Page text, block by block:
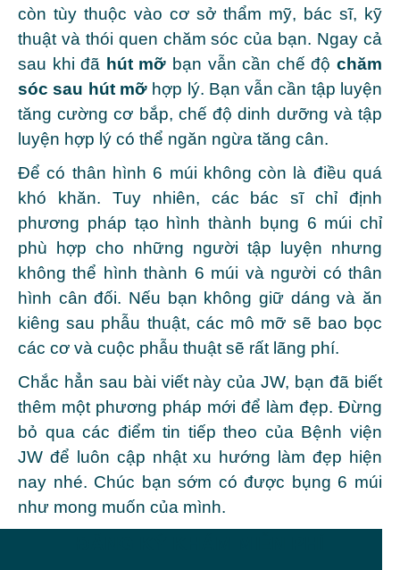
còn tùy thuộc vào cơ sở thẩm mỹ, bác sĩ, kỹ
thuật và thói quen chăm sóc của bạn. Ngay cả
sau khi đã hút mỡ bạn vẫn cần chế độ chăm
sóc sau hút mỡhợp lý. Bạn vẫn cần tập luyện
tăng cường cơ bắp, chế độ dinh dưỡng và tập
luyện hợp lý có thể ngăn ngừa tăng cân.
Để có thân hình 6 múi không còn là điều quá
khó khăn. Tuy nhiên, các bác sĩ chỉ định
phương pháp tạo hình thành bụng 6 múi chỉ
phù hợp cho những người tập luyện nhưng
không thể hình thành 6 múi và người có thân
hình cân đối. Nếu bạn không giữ dáng và ăn
kiêng sau phẫu thuật, các mô mỡ sẽ bao bọc
các cơ và cuộc phẫu thuật sẽ rất lãng phí.
Chắc hẳn sau bài viết này của JW, bạn đã biết
thêm một phương pháp mới để làm đẹp. Đừng
bỏ qua các điểm tin tiếp theo của Bệnh viện
JW để luôn cập nhật xu hướng làm đẹp hiện
nay nhé. Chúc bạn sớm có được bụng 6 múi
như mong muốn của mình.